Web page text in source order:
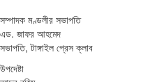
সম্পাদক মণ্ডলীর সভাপতি
এড. জাফর আহমেদ
সভাপতি, টাঙ্গাইল প্রেস ক্লাব
উপদেষ্টা